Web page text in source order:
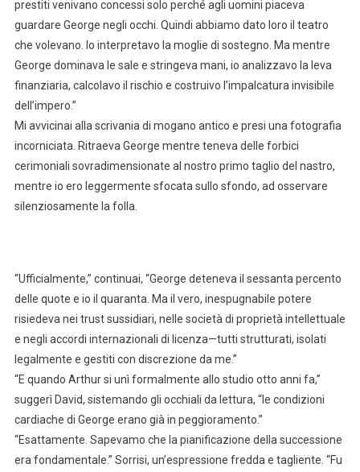
prestiti venivano concessi solo perché agli uomini piaceva
guardare George negli occhi. Quindi abbiamo dato loro il teatro
che volevano. Io interpretavo la moglie di sostegno. Ma mentre
George dominava le sale e stringeva mani, io analizzavo la leva
finanziaria, calcolavo il rischio e costruivo l’impalcatura invisibile
dell’impero.”
Mi avvicinai alla scrivania di mogano antico e presi una fotografia
incorniciata. Ritraeva George mentre teneva delle forbici
cerimoniali sovradimensionate al nostro primo taglio del nastro,
mentre io ero leggermente sfocata sullo sfondo, ad osservare
silenziosamente la folla.
“Ufficialmente,” continuai, “George deteneva il sessanta percento
delle quote e io il quaranta. Ma il vero, inespugnabile potere
risiedeva nei trust sussidiari, nelle società di proprietà intellettuale
e negli accordi internazionali di licenza—tutti strutturati, isolati
legalmente e gestiti con discrezione da me.”
“E quando Arthur si unì formalmente allo studio otto anni fa,”
suggerì David, sistemando gli occhiali da lettura, “le condizioni
cardiache di George erano già in peggioramento.”
“Esattamente. Sapevamo che la pianificazione della successione
era fondamentale.” Sorrisi, un’espressione fredda e tagliente. “Fu